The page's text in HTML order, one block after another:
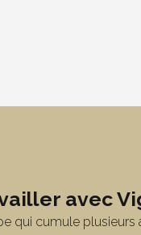
avec
qui cumule plusieurs